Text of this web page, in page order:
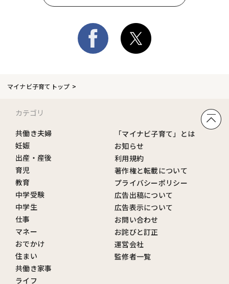
マイナビ子育てトップ
カテゴリ
共働き夫婦
妊娠
出産・産後
育児
教育
中学受験
中学生
仕事
マネー
おでかけ
住まい
共働き家事
ライフ
「マイナビ子育て」とは
お知らせ
利用規約
著作権と転載について
プライバシーポリシー
広告出稿について
広告表示について
お問い合わせ
お詫びと訂正
運営会社
監修者一覧